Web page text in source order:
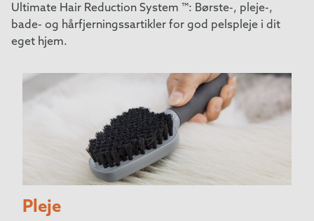
Ultimate Hair Reduction System ™: Børste-, pleje-,
bade- og hårfjerningssartikler for god pelspleje i dit
eget hjem.
Pleje